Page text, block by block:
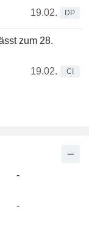
19.02.
DP
zum 28.
19.02.
CI
-
-